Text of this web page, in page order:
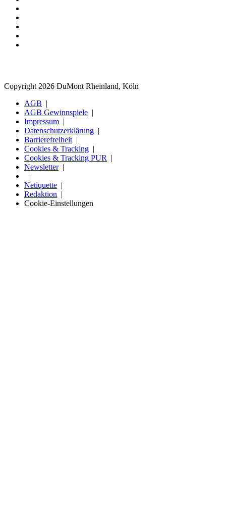
Copyright 2026 DuMont Rheinland, Köln
AGB
AGB Gewinnspiele
Impressum
Datenschutzerklärung
Barrierefreiheit
Cookies & Tracking
Cookies & Tracking PUR
Newsletter
Netiquette
Redaktion
Cookie-Einstellungen